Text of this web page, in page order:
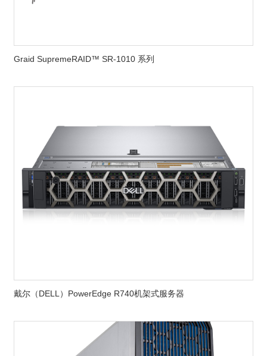
Graid SupremeRAID™ SR-1010 系列
戴尔（DELL）PowerEdge R740机架式服务器